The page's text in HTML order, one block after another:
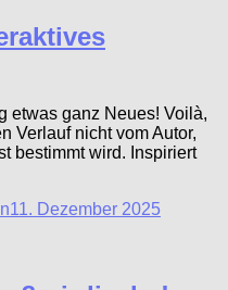
etwas ganz Neues! Voilà,
Verlauf nicht vom Autor,
bestimmt wird. Inspiriert
11. Dezember 2025